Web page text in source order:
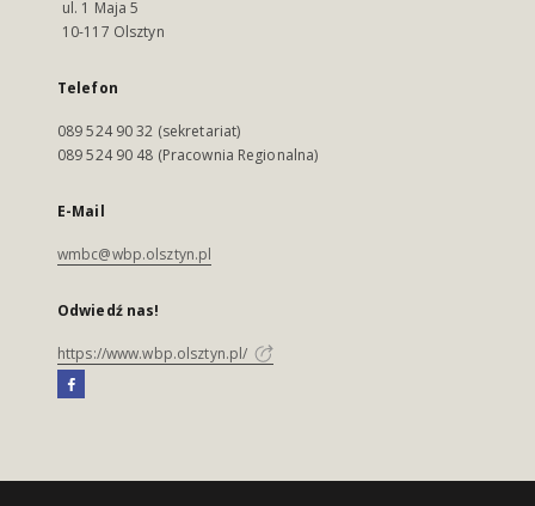
ul. 1 Maja 5
10-117 Olsztyn
Telefon
089 524 90 32 (sekretariat)
089 524 90 48 (Pracownia Regionalna)
E-Mail
wmbc@wbp.olsztyn.pl
Odwiedź nas!
https://www.wbp.olsztyn.pl/